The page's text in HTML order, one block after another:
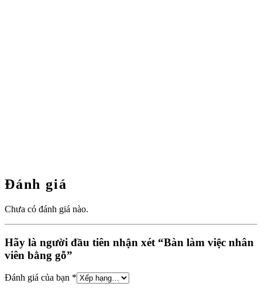
Đánh giá
Chưa có đánh giá nào.
Hãy là người đầu tiên nhận xét “Bàn làm việc nhân
viên bằng gỗ”
Đánh giá của bạn *